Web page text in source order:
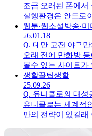
조금 오래된 폰에서
실행환경은 안드로
웹툰·웹소설방송·미
26.01.18
Q. 대만 고전 야구
오래 전에 만화방
볼수 있는 사이트가
생활꿀팁생활
25.09.26
Q. 유니클로의 대성
유니클로는 세계적
만의 전략이 있길래